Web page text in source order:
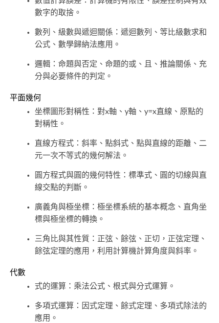
數字的取捨。
數列、級數與遞迴關係：遞迴數列、等比級數求和
公式、數學歸納法應用。
邏輯：命題與否定、命題的或、且、推論關係、充
分與必要條件的判定。
平面幾何
坐標圖形對稱性：對x軸、y軸、y=x直線、原點的
對稱性。
直線方程式：斜率、點斜式、點與直線的距離、二
元一次不等式的幾何解法。
圓方程式與圓的幾何特性：標準式、圓的切線與直
線交點的判斷。
廣義角與極坐標：極坐標系統的基本概念、直角坐
標與極坐標的轉換。
三角比與其性質：正弦、餘弦、正切，正弦定理、
餘弦定理的應用，利用計算機計算角度與斜率。
代數
式的運算：乘法公式、根式與分式運算。
多項式運算：因式定理、餘式定理、多項式除法的
應用。